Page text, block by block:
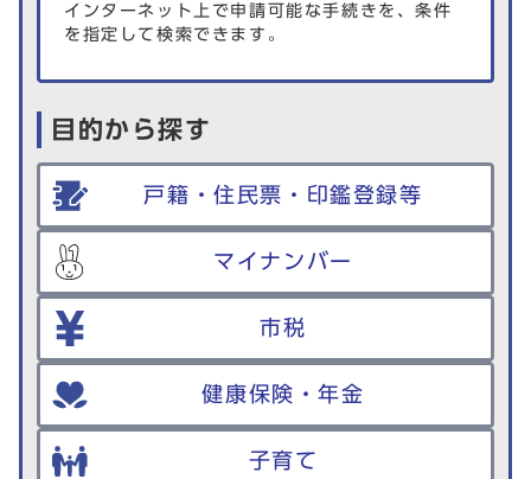
インターネット上で申請可能な手続きを、条件
を指定して検索できます。
目的から探す
戸籍・住民票・印鑑登録等
マイナンバー
市税
健康保険・年金
子育て